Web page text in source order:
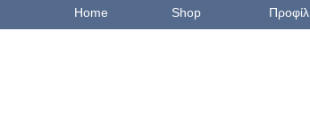
Home Shop Προφίλ